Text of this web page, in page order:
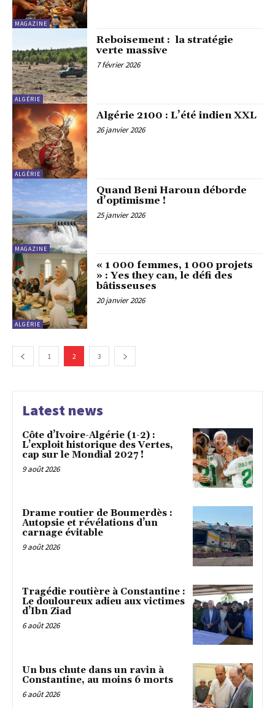
MAGAZINE
ALGÉRIE
Reboisement : la stratégie
verte massive
7 février 2026
ALGÉRIE
Algérie 2100 : L’été indien XXL
26 janvier 2026
MAGAZINE
Quand Beni Haroun déborde
d’optimisme !
25 janvier 2026
ALGÉRIE
« 1 000 femmes, 1 000 projets
» : Yes they can, le défi des
bâtisseuses
20 janvier 2026
1 2 3
Latest news
Côte d’Ivoire-Algérie (1-2) :
L’exploit historique des Vertes,
cap sur le Mondial 2027 !
9 août 2026
Drame routier de Boumerdès :
Autopsie et révélations d’un
carnage évitable
9 août 2026
Tragédie routière à Constantine :
Le douloureux adieu aux victimes
d’Ibn Ziad
6 août 2026
Un bus chute dans un ravin à
Constantine, au moins 6 morts
6 août 2026